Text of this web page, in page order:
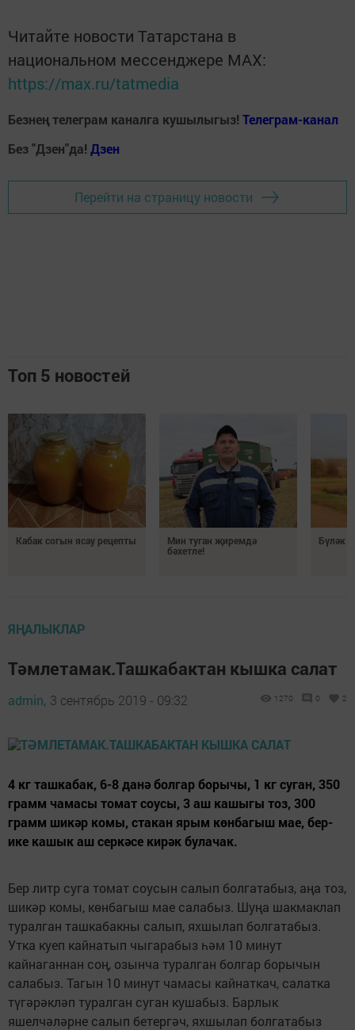
Читайте новости Татарстана в
национальном мессенджере MАХ:
https://max.ru/tatmedia
Безнең телеграм каналга кушылыгыз! Телеграм-канал
Без "Дзен"да! Дзен
Перейти на страницу новости
Топ 5 новостей
Кабак согын ясау рецепты
Мин туган җиремдә
бәхетле!
Бүләк
ЯҢАЛЫКЛАР
Тәмлетамак.Ташкабактан кышка салат
admin, 3 сентябрь 2019 - 09:32 1270 0 2
4 кг ташкабак, 6-8 данә болгар борычы, 1 кг суган, 350
грамм чамасы томат соусы, 3 аш кашыгы тоз, 300
грамм шикәр комы, стакан ярым көнбагыш мае, бер-
ике кашык аш серкәсе кирәк булачак.
Бер литр суга томат соусын салып болгатабыз, аңа тоз,
шикәр комы, көнбагыш мае салабыз. Шуңа шакмаклап
туралган ташкабакны салып, яхшылап болгатабыз.
Утка куеп кайнатып чыгарабыз һәм 10 минут
кайнаганнан соң, озынча туралган болгар борычын
салабыз. Тагын 10 минут чамасы кайнаткач, салатка
түгәрәкләп туралган суган кушабыз. Барлык
яшелчәләрне салып бетергәч, яхшылап болгатабыз